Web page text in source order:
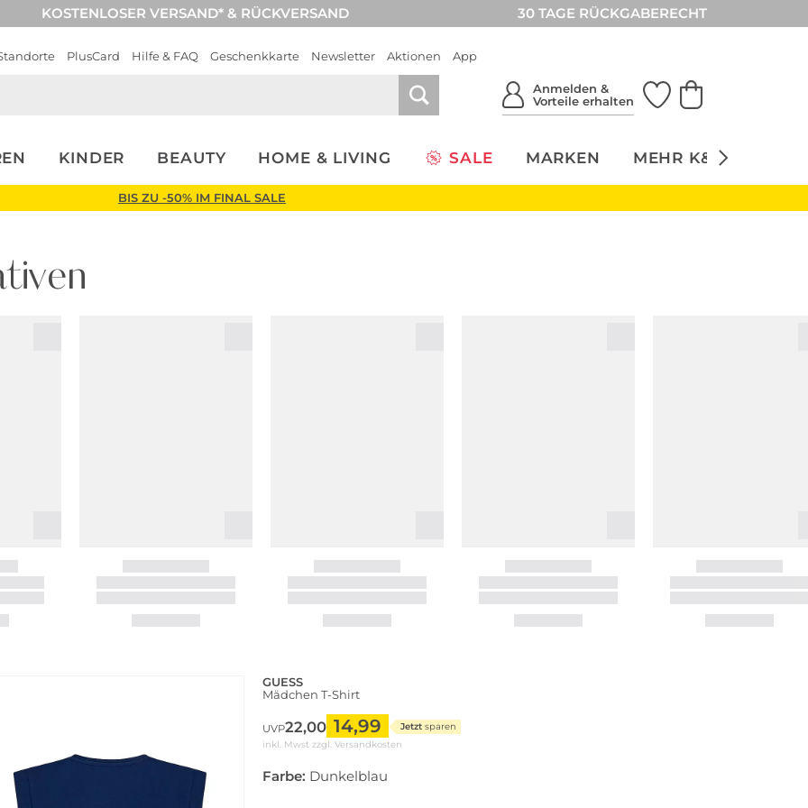
KOSTENLOSER VERSAND* & RÜCKVERSAND 30 TAGE RÜCKGABERECHT
PlusCard Hilfe & FAQ Geschenkkarte Newsletter Aktionen App
Anmelden &
Vorteile erhalten
KINDER BEAUTY HOME & LIVING SALE MARKEN MEHR K&Ö
BIS ZU -50% IM FINAL SALE
GUESS
Mädchen T-Shirt
UVP22,00 14,99 Jetzt sparen
inkl. Mwst zzgl. Versandkosten
Farbe: Dunkelblau